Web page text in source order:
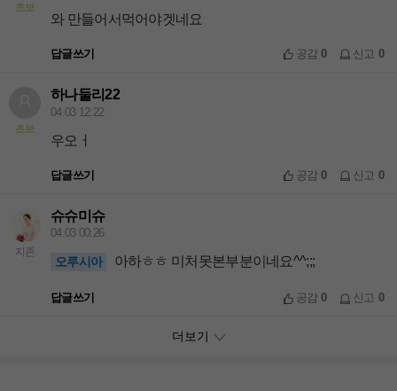
초보
와 만들어서먹어야겟네요
답글쓰기 공감0 신고 0
초보
하나둘리22
04.03 12:22
우오ㅓ
답글쓰기 공감0 신고 0
지존
슈슈미슈
04.03 00:26
오루시아 아하ㅎㅎ 미처못본부분이네요^^;;;
답글쓰기 공감0 신고 0
더보기